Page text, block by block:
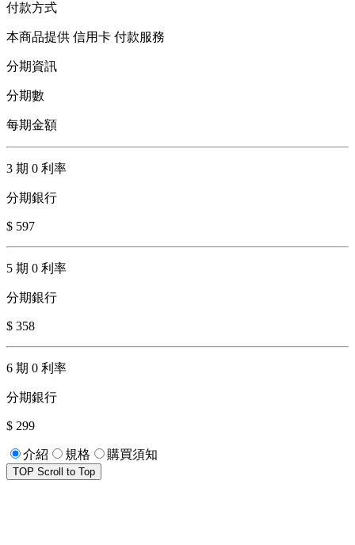
付款方式
本商品提供 信用卡 付款服務
分期資訊
分期數
每期金額
3 期 0 利率
分期銀行
$ 597
5 期 0 利率
分期銀行
$ 358
6 期 0 利率
分期銀行
$ 299
介紹 規格 購買須知
TOP Scroll to Top